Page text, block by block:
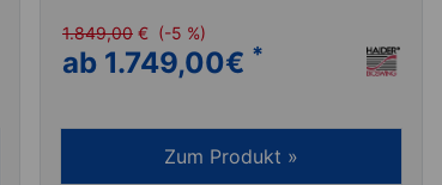
1.849,00 € (-5 %)
ab 1.749,00€ *
Zum Produkt »